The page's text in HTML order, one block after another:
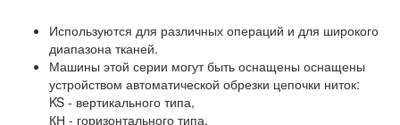
Используются для различных операций и для широкого
диапазона тканей.
Машины этой серии могут быть оснащены оснащены
устройством автоматической обрезки цепочки ниток:
KS - вертикального типа,
КН - горизонтального типа,